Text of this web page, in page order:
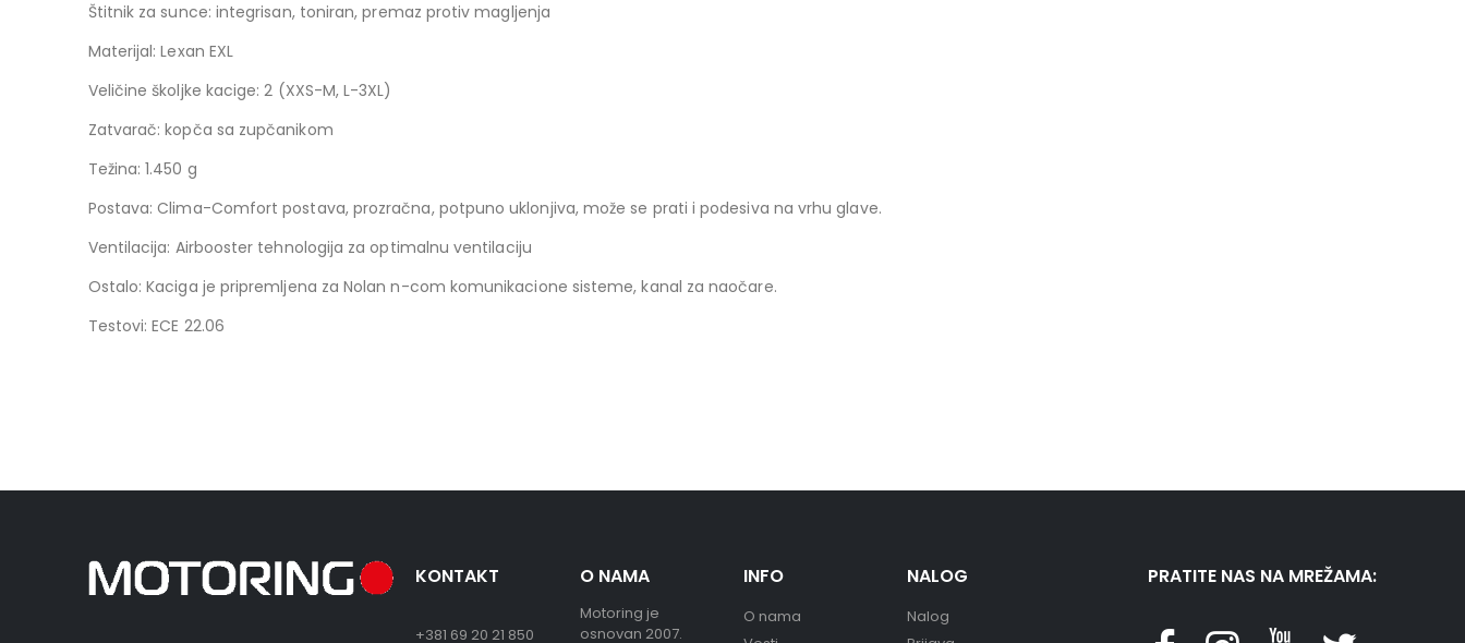
Štitnik za sunce: integrisan, toniran, premaz protiv magljenja
Materijal: Lexan EXL
Veličine školjke kacige: 2 (XXS-M, L-3XL)
Zatvarač: kopča sa zupčanikom
Težina: 1.450 g
Postava: Clima-Comfort postava, prozračna, potpuno uklonjiva, može se prati i podesiva na vrhu glave.
Ventilacija: Airbooster tehnologija za optimalnu ventilaciju
Ostalo: Kaciga je pripremljena za Nolan n-com komunikacione sisteme, kanal za naočare.
Testovi: ECE 22.06
KONTAKT
+381 69 20 21 850
O NAMA
Motoring je
osnovan 2007.
INFO
O nama
NALOG
Nalog
PRATITE NAS NA MREŽAMA: